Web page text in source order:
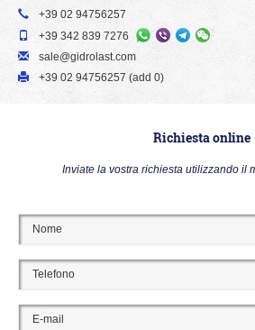
+39 02 94756257
+39 342 839 7276
sale@gidrolast.com
+39 02 94756257 (add 0)
Richiesta online
Inviate la vostra richiesta utilizzando il